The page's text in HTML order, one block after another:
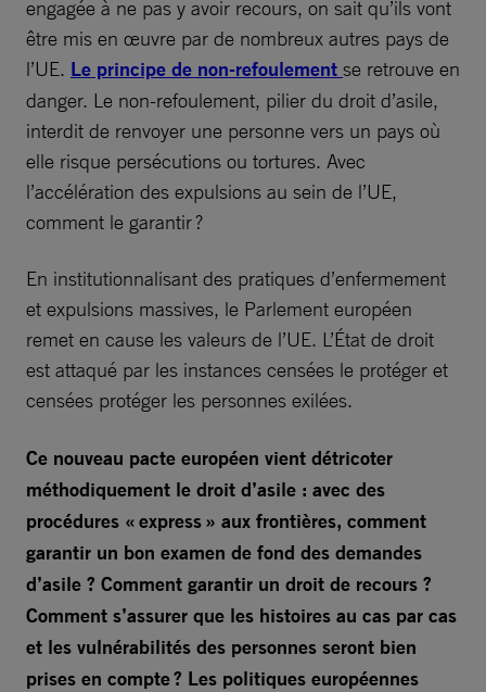
engagée à ne pas y avoir recours, on sait qu’ils vont
être mis en œuvre par de nombreux autres pays de
l’UE. Le principe de non-refoulement se retrouve en
danger. Le non-refoulement, pilier du droit d’asile,
interdit de renvoyer une personne vers un pays où
elle risque persécutions ou tortures. Avec
l’accélération des expulsions au sein de l’UE,
comment le garantir ?
En institutionnalisant des pratiques d’enfermement
et expulsions massives, le Parlement européen
remet en cause les valeurs de l’UE. L’État de droit
est attaqué par les instances censées le protéger et
censées protéger les personnes exilées.
Ce nouveau pacte européen vient détricoter
méthodiquement le droit d’asile : avec des
procédures « express » aux frontières, comment
garantir un bon examen de fond des demandes
d’asile ? Comment garantir un droit de recours ?
Comment s’assurer que les histoires au cas par cas
et les vulnérabilités des personnes seront bien
prises en compte ? Les politiques européennes